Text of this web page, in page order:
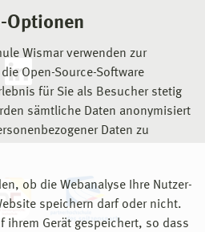
Optionen
Wismar verwenden zur
Open-Source-Software
für Sie als Besucher stetig
sämtliche Daten anonymisiert
Daten zu
ob die Webanalyse Ihre Nutzer-
speichern darf oder nicht.
ihrem Gerät gespeichert, so dass